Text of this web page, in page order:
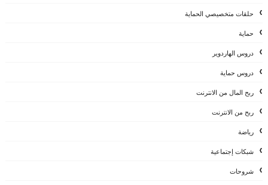
حلقات متخصيصي الحماية
حماية
دروس الهاردوير
دروس حماية
ربح المال من الانترنت
ربح من الانترنت
رياضة
شبكات إجتماعية
شروحات